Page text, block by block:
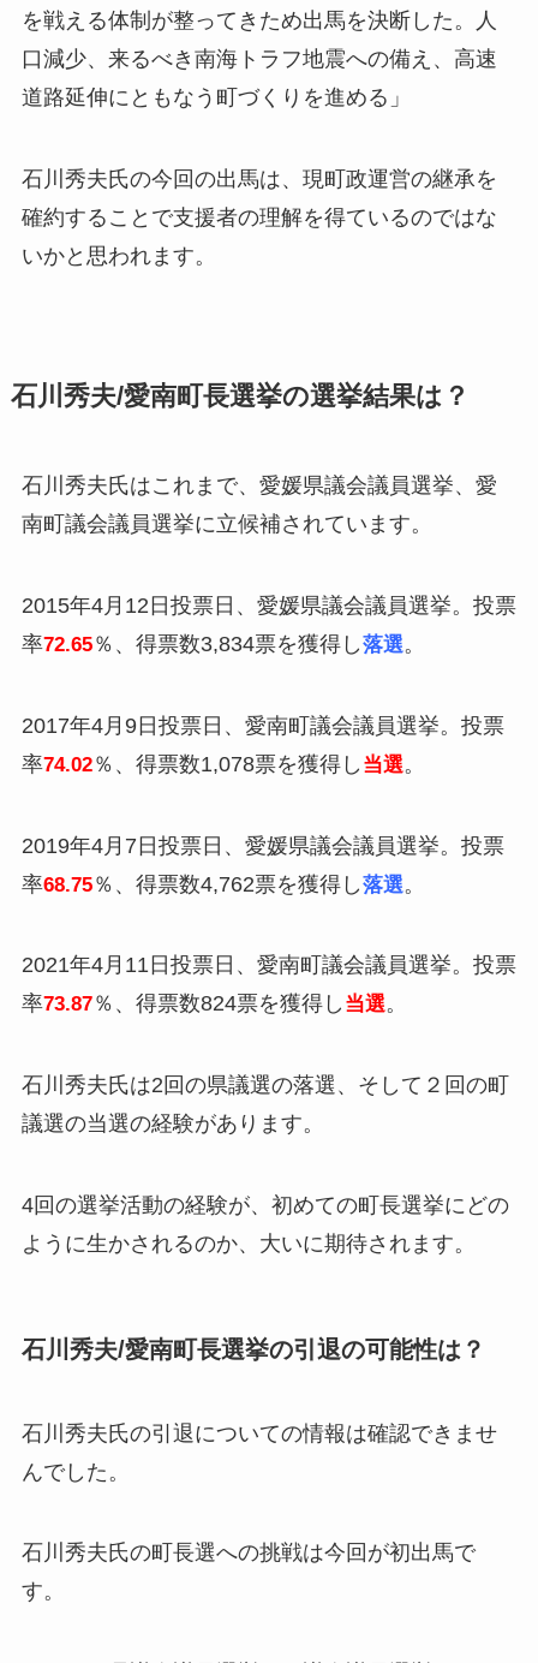
を戦える体制が整ってきため出馬を決断した。人
口減少、来るべき南海トラフ地震への備え、高速
道路延伸にともなう町づくりを進める」
石川秀夫氏の今回の出馬は、現町政運営の継承を
確約することで支援者の理解を得ているのではな
いかと思われます。
石川秀夫/愛南町長選挙の選挙結果は？
石川秀夫氏はこれまで、愛媛県議会議員選挙、愛
南町議会議員選挙に立候補されています。
2015年4月12日投票日、愛媛県議会議員選挙。投票
率72.65％、得票数3,834票を獲得し落選。
2017年4月9日投票日、愛南町議会議員選挙。投票
率74.02％、得票数1,078票を獲得し 当選。
2019年4月7日投票日、愛媛県議会議員選挙。投票
率68.75％、得票数4,762票を獲得し落選。
2021年4月11日投票日、愛南町議会議員選挙。投票
率73.87％、得票数824票を獲得し 当選。
石川秀夫氏は2回の県議選の落選、そして２回の町
議選の当選の経験があります。
4回の選挙活動の経験が、初めての町長選挙にどの
ように生かされるのか、大いに期待されます。
石川秀夫/愛南町長選挙の引退の可能性は？
石川秀夫氏の引退についての情報は確認できませ
んでした 。
石川秀夫氏の町長選への挑戦は今回が初出馬で
す。